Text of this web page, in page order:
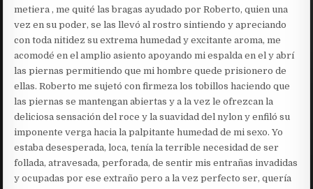
metiera , me quité las bragas ayudado por Roberto, quien una
vez en su poder, se las llevó al rostro sintiendo y apreciando
con toda nitidez su extrema humedad y excitante aroma, me
acomodé en el amplio asiento apoyando mi espalda en el y abrí
las piernas permitiendo que mi hombre quede prisionero de
ellas. Roberto me sujetó con firmeza los tobillos haciendo que
las piernas se mantengan abiertas y a la vez le ofrezcan la
deliciosa sensación del roce y la suavidad del nylon y enfiló su
imponente verga hacia la palpitante humedad de mi sexo. Yo
estaba desesperada, loca, tenía la terrible necesidad de ser
follada, atravesada, perforada, de sentir mis entrañas invadidas
y ocupadas por ese extraño pero a la vez perfecto ser, quería